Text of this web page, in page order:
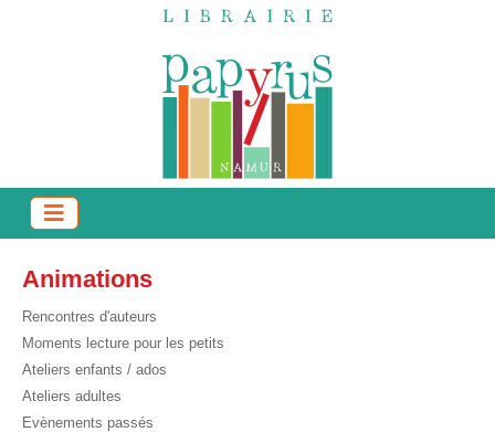
Animations
Rencontres d'auteurs
Moments lecture pour les petits
Ateliers enfants / ados
Ateliers adultes
Evènements passés